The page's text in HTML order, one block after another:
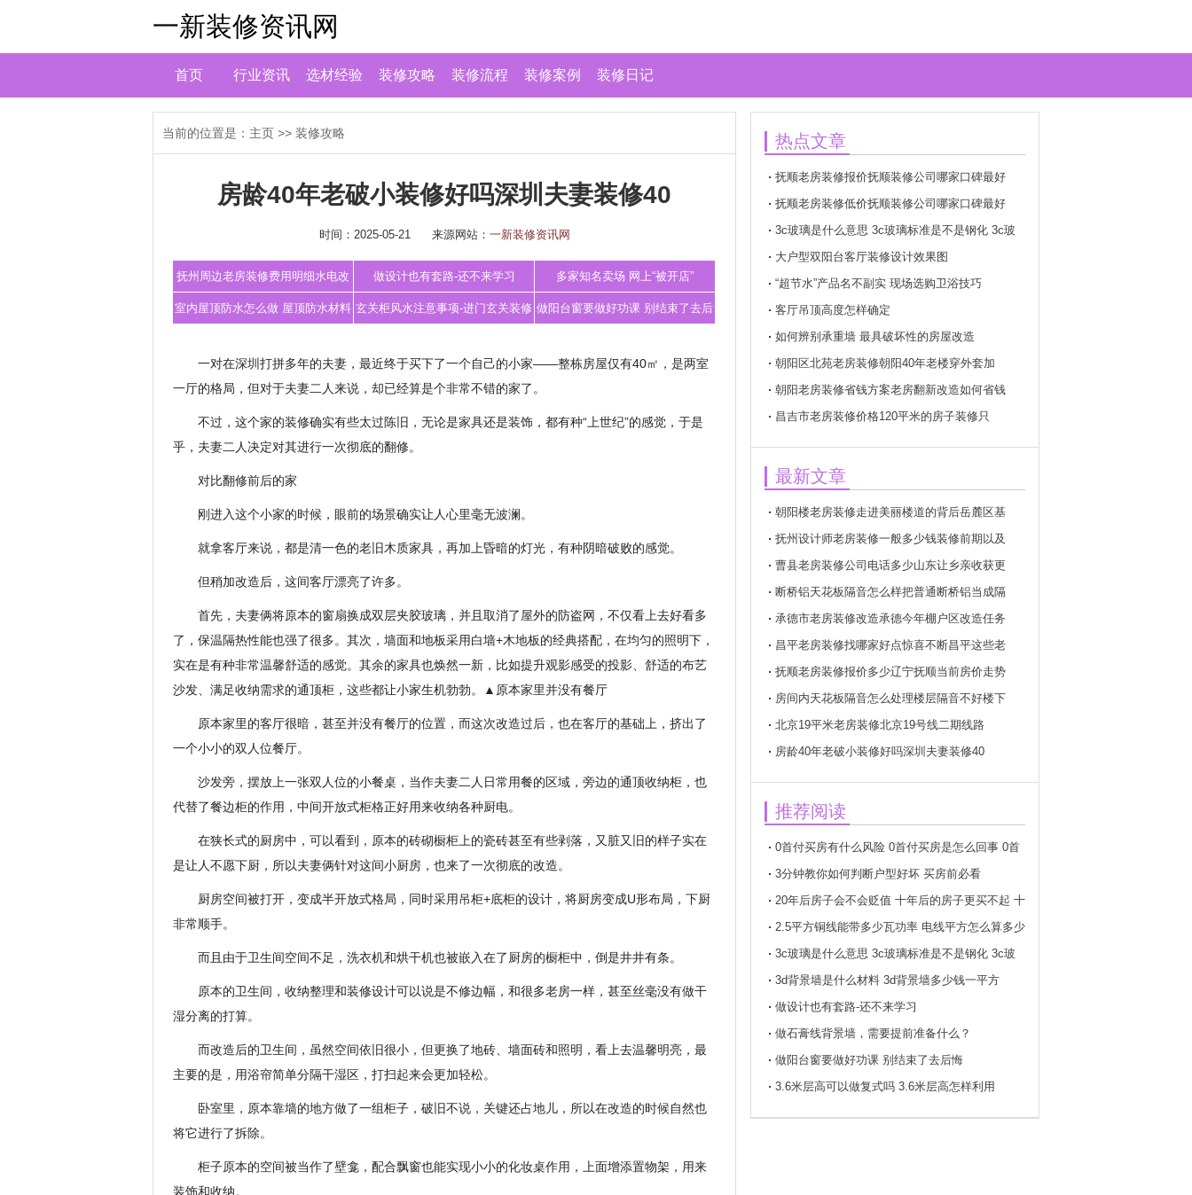
一新装修资讯网
首页 行业资讯 选材经验 装修攻略 装修流程 装修案例 装修日记
当前的位置是： 主页 >> 装修攻略
房龄40年老破小装修好吗深圳夫妻装修40
时间：2025-05-21 来源网站： 一新装修资讯网
抚州周边老房装修费用明细水电改
造人工费多
做设计也有套路-还不来学习 多家知名卖场 网上“被开店”
室内屋顶防水怎么做 屋顶防水材料 玄关柜风水注意事项-进门玄关装修 做阳台窗要做好功课 别结束了去后
一对在深圳打拼多年的夫妻，最近终于买下了一个自己的小家——整栋房屋仅有40㎡，是两室
一厅的格局，但对于夫妻二人来说，却已经算是个非常不错的家了。
不过，这个家的装修确实有些太过陈旧，无论是家具还是装饰，都有种“上世纪”的感觉，于是
乎，夫妻二人决定对其进行一次彻底的翻修。
对比翻修前后的家
刚进入这个小家的时候，眼前的场景确实让人心里毫无波澜。
就拿客厅来说，都是清一色的老旧木质家具，再加上昏暗的灯光，有种阴暗破败的感觉。
但稍加改造后，这间客厅漂亮了许多。
首先，夫妻俩将原本的窗扇换成双层夹胶玻璃，并且取消了屋外的防盗网，不仅看上去好看多
了，保温隔热性能也强了很多。其次，墙面和地板采用白墙+木地板的经典搭配，在均匀的照明下，
实在是有种非常温馨舒适的感觉。其余的家具也焕然一新，比如提升观影感受的投影、舒适的布艺
沙发、满足收纳需求的通顶柜，这些都让小家生机勃勃。▲原本家里并没有餐厅
原本家里的客厅很暗，甚至并没有餐厅的位置，而这次改造过后，也在客厅的基础上，挤出了
一个小小的双人位餐厅。
沙发旁，摆放上一张双人位的小餐桌，当作夫妻二人日常用餐的区域，旁边的通顶收纳柜，也
代替了餐边柜的作用，中间开放式柜格正好用来收纳各种厨电。
在狭长式的厨房中，可以看到，原本的砖砌橱柜上的瓷砖甚至有些剥落，又脏又旧的样子实在
是让人不愿下厨，所以夫妻俩针对这间小厨房，也来了一次彻底的改造。
厨房空间被打开，变成半开放式格局，同时采用吊柜+底柜的设计，将厨房变成U形布局，下厨
非常顺手。
而且由于卫生间空间不足，洗衣机和烘干机也被嵌入在了厨房的橱柜中，倒是井井有条。
原本的卫生间，收纳整理和装修设计可以说是不修边幅，和很多老房一样，甚至丝毫没有做干
湿分离的打算。
而改造后的卫生间，虽然空间依旧很小，但更换了地砖、墙面砖和照明，看上去温馨明亮，最
主要的是，用浴帘简单分隔干湿区，打扫起来会更加轻松。
卧室里，原本靠墙的地方做了一组柜子，破旧不说，关键还占地儿，所以在改造的时候自然也
将它进行了拆除。
柜子原本的空间被当作了壁龛，配合飘窗也能实现小小的化妆桌作用，上面增添置物架，用来
装饰和收纳。
热点文章
抚顺老房装修报价抚顺装修公司哪家口碑最好
抚顺老房装修低价抚顺装修公司哪家口碑最好
3c玻璃是什么意思 3c玻璃标准是不是钢化 3c玻
璃标志怎么分真假
大户型双阳台客厅装修设计效果图
“超节水”产品名不副实 现场选购卫浴技巧
客厅吊顶高度怎样确定
如何辨别承重墙 最具破坏性的房屋改造
朝阳区北苑老房装修朝阳40年老楼穿外套加
朝阳老房装修省钱方案老房翻新改造如何省钱
昌吉市老房装修价格120平米的房子装修只
最新文章
朝阳楼老房装修走进美丽楼道的背后岳麓区基
抚州设计师老房装修一般多少钱装修前期以及
曹县老房装修公司电话多少山东让乡亲收获更
断桥铝天花板隔音怎么样把普通断桥铝当成隔
承德市老房装修改造承德今年棚户区改造任务
昌平老房装修找哪家好点惊喜不断昌平这些老
抚顺老房装修报价多少辽宁抚顺当前房价走势
房间内天花板隔音怎么处理楼层隔音不好楼下
北京19平米老房装修北京19号线二期线路
房龄40年老破小装修好吗深圳夫妻装修40
推荐阅读
0首付买房有什么风险 0首付买房是怎么回事 0首
付买房要什么条件
3分钟教你如何判断户型好坏 买房前必看
20年后房子会不会贬值 十年后的房子更买不起 十
年以后房子会不会更贵
2.5平方铜线能带多少瓦功率 电线平方怎么算多少
瓦3c玻璃是什么意思 3c玻璃标准是不是钢化 3c玻
璃标志怎么分真假
3d背景墙是什么材料 3d背景墙多少钱一平方
做设计也有套路-还不来学习
做石膏线背景墙，需要提前准备什么？
做阳台窗要做好功课 别结束了去后悔
3.6米层高可以做复式吗 3.6米层高怎样利用